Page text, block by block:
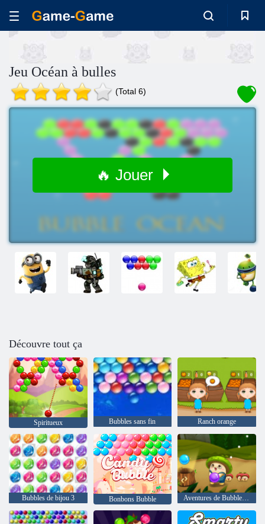
Jeu Océan à bulles
(Total 6)
🔥 Jouer
Découvre tout ça
Spiritueux Bubbles sans fin Ranch orange
Bubbles de bijou 3 Bonbons Bubble Aventures de Bubble Pop